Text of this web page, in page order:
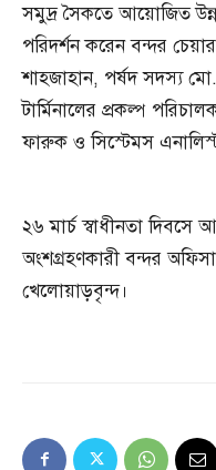
সমুদ্র সৈকতে আয়োজিত
পরিদর্শন করেন বন্দর
শাহজাহান, পর্ষদ সদস্য
টার্মিনালের প্রকল্প
ফারুক ও সিস্টেমস
২৬ মার্চ স্বাধীনতা দিবসে
অংশগ্রহণকারী বন্দর
খেলোয়াড়বৃন্দ।